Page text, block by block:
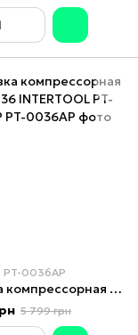
PT-0036AP
Головка компрессорная к PT-0036 INTERTOOL PT-0036AP
5 799 грн